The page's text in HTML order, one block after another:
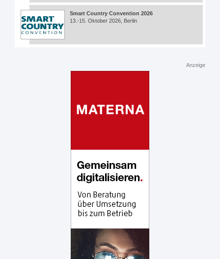
Smart Country Convention 2026
13.-15. Oktober 2026, Berlin
Anzeige